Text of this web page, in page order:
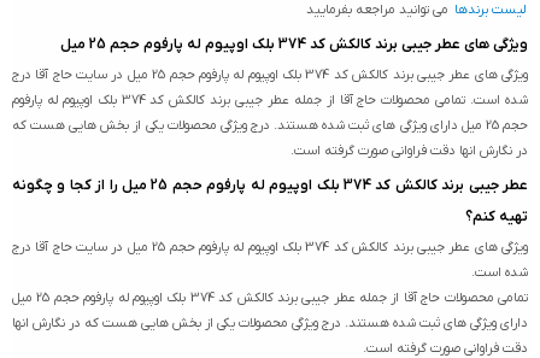
لیست برندها می توانید مراجعه بفرمایید
ویژگی های عطر جیبی برند کالکش کد 374 بلک اوپیوم له پارفوم حجم 25 میل
ویژگی های عطر جیبی برند کالکش کد 374 بلک اوپیوم له پارفوم حجم 25 میل در سایت حاج آقا درج
شده است. تمامی محصولات حاج آقا از جمله عطر جیبی برند کالکش کد 374 بلک اوپیوم له پارفوم
حجم 25 میل دارای ویژگی های ثبت شده هستند. درج ویژگی محصولات یکی از بخش هایی هست که
در نگارش انها دقت فراوانی صورت گرفته است.
عطر جیبی برند کالکش کد 374 بلک اوپیوم له پارفوم حجم 25 میل را از کجا و چگونه
تهیه کنم؟
ویژگی های عطر جیبی برند کالکش کد 374 بلک اوپیوم له پارفوم حجم 25 میل در سایت حاج آقا درج
شده است.
تمامی محصولات حاج آقا از جمله عطر جیبی برند کالکش کد 374 بلک اوپیوم له پارفوم حجم 25 میل
دارای ویژگی های ثبت شده هستند. درج ویژگی محصولات یکی از بخش هایی هست که در نگارش انها
دقت فراوانی صورت گرفته است.